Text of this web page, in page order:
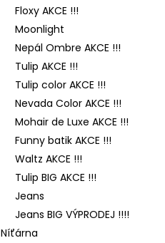
Floxy AKCE !!!
Moonlight
Nepál Ombre AKCE !!!
Tulip AKCE !!!
Tulip color AKCE !!!
Nevada Color AKCE !!!
Mohair de Luxe AKCE !!!
Funny batik AKCE !!!
Waltz AKCE !!!
Tulip BIG AKCE !!!
Jeans
Jeans BIG VÝPRODEJ !!!!
Níťárna